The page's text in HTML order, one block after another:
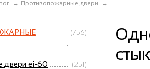
→ Противопожарные двери →
(756)
двери ei-60 (251)